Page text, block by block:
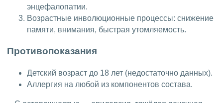
энцефалопатии.
Возрастные инволюционные процессы: снижение
памяти, внимания, быстрая утомляемость.
Противопоказания
Детский возраст до 18 лет (недостаточно данных).
Аллергия на любой из компонентов состава.